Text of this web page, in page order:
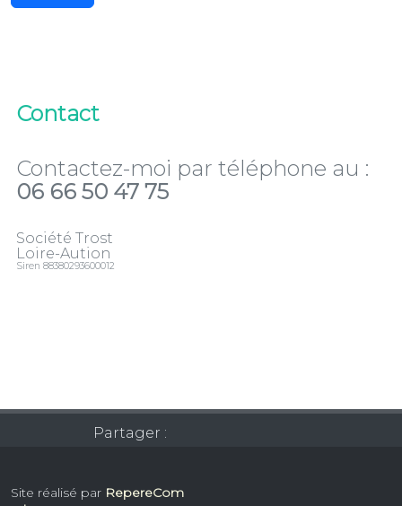
Contact
Contactez-moi par téléphone au :
06 66 50 47 75
Société Trost
Loire-Aution
Siren 88380293600012
Partager :
Site réalisé par RepereCom